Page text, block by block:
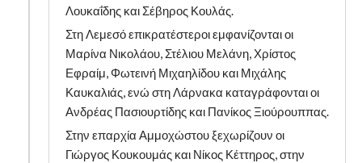
Λουκαΐδης και Σέβηρος Κουλάς.
Στη Λεμεσό επικρατέστεροι εμφανίζονται οι
Μαρίνα Νικολάου, Στέλιου Μελάνη, Χρίστος
Εφραίμ, Φωτεινή Μιχαηλίδου και Μιχάλης
Καυκαλιάς, ενώ στη Λάρνακα καταγράφονται οι
Ανδρέας Πασιουρτίδης και Πανίκος Ξιούρουππας.
Στην επαρχία Αμμοχώστου ξεχωρίζουν οι
Γιώργος Κουκουμάς και Νίκος Κέττηρος, στην